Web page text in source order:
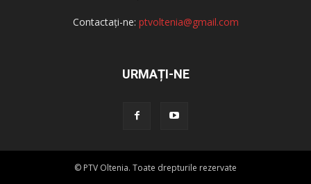
Contactați-ne: ptvoltenia@gmail.com
URMAȚI-NE
© PTV Oltenia. Toate drepturile rezervate